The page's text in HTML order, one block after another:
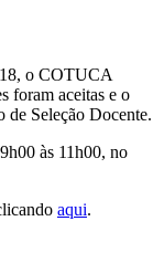
o COTUCA
foram aceitas e o
de Seleção Docente.
às 11h00, no
aqui.